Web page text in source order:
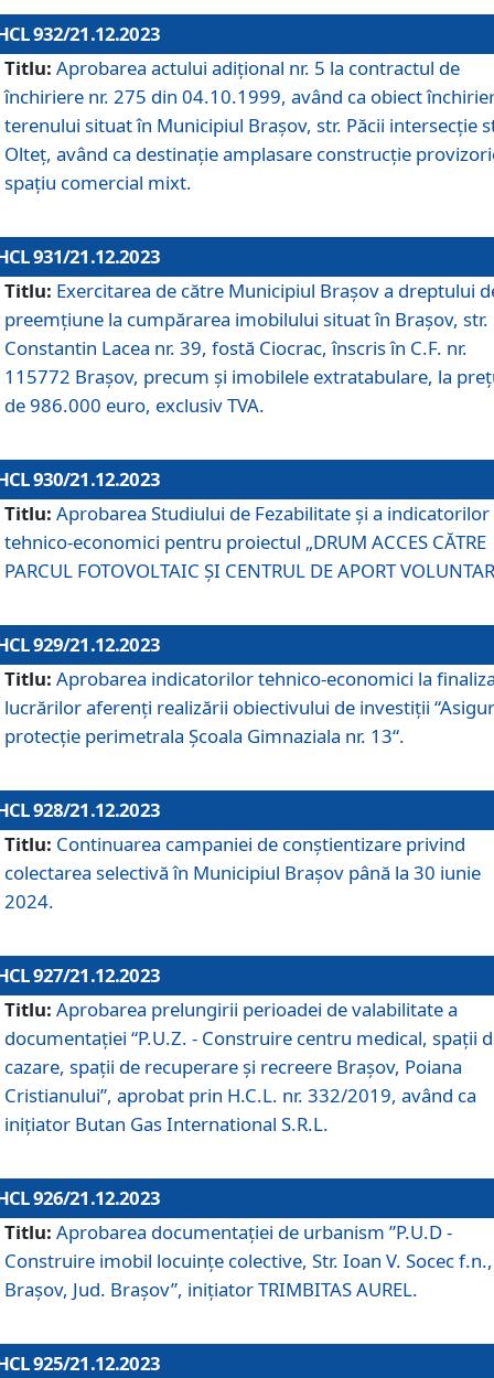
932/21.12.2023
Titlu: Aprobarea actului adițional nr. 5 la contractul de
închiriere nr. 275 din 04.10.1999, având ca obiect
terenului situat în Municipiul Brașov, str. Păcii intersecție
Olteț, având ca destinație amplasare construcție
spațiu comercial mixt.
931/21.12.2023
Titlu: Exercitarea de către Municipiul Brașov a dreptului
preemțiune la cumpărarea imobilului situat în Brașov, str.
Constantin Lacea nr. 39, fostă Ciocrac, înscris în C.F. nr.
115772 Brașov, precum și imobilele extratabulare, la
de 986.000 euro, exclusiv TVA.
930/21.12.2023
Titlu: Aprobarea Studiului de Fezabilitate și a indicatorilor
tehnico-economici pentru proiectul „DRUM ACCES CĂTRE
PARCUL FOTOVOLTAIC ȘI CENTRUL DE APORT
929/21.12.2023
Titlu: Aprobarea indicatorilor tehnico-economici la
lucrărilor aferenți realizării obiectivului de investiții
protecție perimetrala Școala Gimnaziala nr. 13“.
928/21.12.2023
Titlu: Continuarea campaniei de conștientizare privind
colectarea selectivă în Municipiul Braşov până la 30 iunie
2024.
927/21.12.2023
Titlu: Aprobarea prelungirii perioadei de valabilitate a
documentaţiei “P.U.Z. - Construire centru medical, spații
cazare, spații de recuperare și recreere Brașov, Poiana
Cristianului”, aprobat prin H.C.L. nr. 332/2019, având ca
inițiator Butan Gas International S.R.L.
926/21.12.2023
Titlu: Aprobarea documentaţiei de urbanism ”P.U.D -
Construire imobil locuințe colective, Str. Ioan V. Socec f.n.,
Brașov, Jud. Brașov”, inițiator TRIMBITAS AUREL.
925/21.12.2023